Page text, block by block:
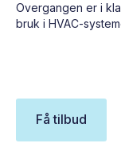
Overgangen er i
bruk i HVAC-
Få tilbud